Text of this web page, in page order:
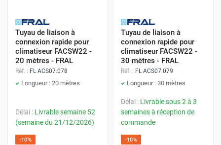
Tuyau de liaison à
connexion rapide pour
climatiseur FACSW22 -
20 mètres - FRAL
Réf. : FL ACS07.078
Longueur : 20 mètres
Délai : Livrable semaine 52
(semaine du 21/12/2026)
-10%
Tuyau de liaison à
connexion rapide pour
climatiseur FACSW22 -
30 mètres - FRAL
Réf. : FL ACS07.079
Longueur : 30 mètres
Délai : Livrable sous 2 à 3
semaines à réception de
commande
-10%